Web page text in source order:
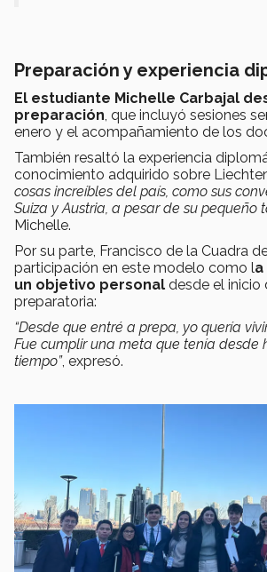
Preparación y experiencia
El estudiante Michelle Carbajal
preparación, que incluyó sesiones
enero y el acompañamiento de los
También resaltó la experiencia
conocimiento adquirido sobre
cosas increíbles del país, como sus
Suiza y Austria, a pesar de su pequeño
Michelle.
Por su parte, Francisco de la Cuadra
participación en este modelo como l
un objetivo personal desde el inicio
preparatoria:
“Desde que entré a prepa, yo quería
Fue cumplir una meta que tenía desde
tiempo”, expresó.